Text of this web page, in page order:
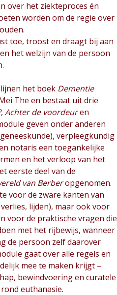
over het ziekteproces én
worden om de regie over
toe, troost en draagt bij aan
het welzijn van de persoon
het boek Dementie
The en bestaat uit drie
,Achter de voordeuren
geven onder anderen
verpleegkundig
notaris een toegankelijke
en het verloop van het
eerste deel van de
van Berberopgenomen.
voor de zware kanten van
lijden), maar ook voor
voor de praktische vragen die
met het rijbewijs, wanneer
de persoon zelf daarover
gaat over alle regels en
mee te maken krijgt –
bewindvoering en curatele
euthanasie.